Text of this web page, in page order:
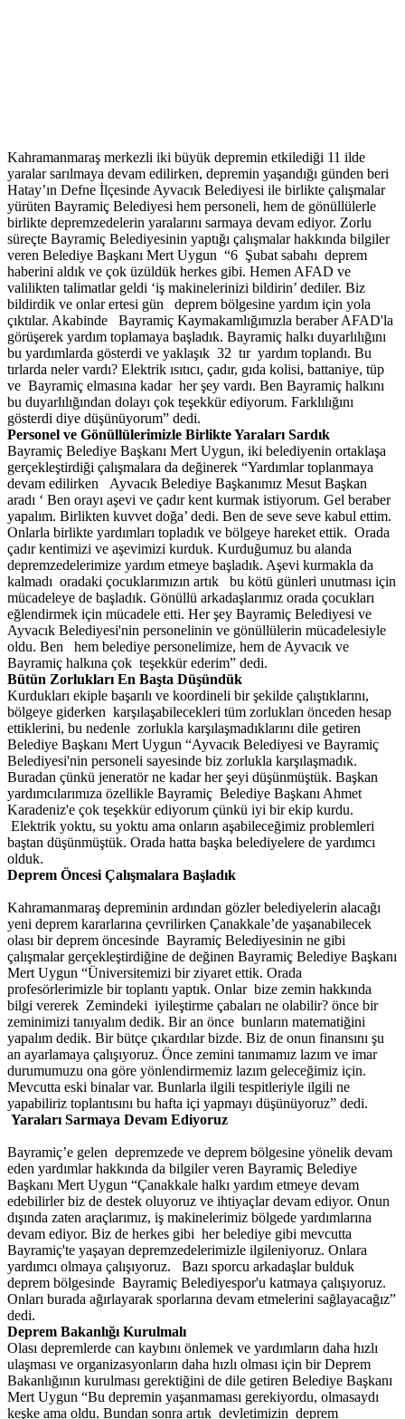
Kahramanmaraş merkezli iki büyük depremin etkilediği 11 ilde
yaralar sarılmaya devam edilirken, depremin yaşandığı günden beri
Hatay’ın Defne İlçesinde Ayvacık Belediyesi ile birlikte çalışmalar
yürüten Bayramiç Belediyesi hem personeli, hem de gönüllülerle
birlikte depremzedelerin yaralarını sarmaya devam ediyor. Zorlu
süreçte Bayramiç Belediyesinin yaptığı çalışmalar hakkında bilgiler
veren Belediye Başkanı Mert Uygun “6 Şubat sabahı deprem
haberini aldık ve çok üzüldük herkes gibi. Hemen AFAD ve
valilikten talimatlar geldi ‘iş makinelerinizi bildirin’ dediler. Biz
bildirdik ve onlar ertesi gün deprem bölgesine yardım için yola
çıktılar. Akabinde Bayramiç Kaymakamlığımızla beraber AFAD'la
görüşerek yardım toplamaya başladık. Bayramiç halkı duyarlılığını
bu yardımlarda gösterdi ve yaklaşık 32 tır yardım toplandı. Bu
tırlarda neler vardı? Elektrik ısıtıcı, çadır, gıda kolisi, battaniye, tüp
ve Bayramiç elmasına kadar her şey vardı. Ben Bayramiç halkını
bu duyarlılığından dolayı çok teşekkür ediyorum. Farklılığını
gösterdi diye düşünüyorum” dedi.
Personel ve Gönüllülerimizle Birlikte Yaraları Sardık
Bayramiç Belediye Başkanı Mert Uygun, iki belediyenin ortaklaşa
gerçekleştirdiği çalışmalara da değinerek “Yardımlar toplanmaya
devam edilirken Ayvacık Belediye Başkanımız Mesut Başkan
aradı ‘ Ben orayı aşevi ve çadır kent kurmak istiyorum. Gel beraber
yapalım. Birlikten kuvvet doğa’ dedi. Ben de seve seve kabul ettim.
Onlarla birlikte yardımları topladık ve bölgeye hareket ettik. Orada
çadır kentimizi ve aşevimizi kurduk. Kurduğumuz bu alanda
depremzedelerimize yardım etmeye başladık. Aşevi kurmakla da
kalmadı oradaki çocuklarımızın artık bu kötü günleri unutması için
mücadeleye de başladık. Gönüllü arkadaşlarımız orada çocukları
eğlendirmek için mücadele etti. Her şey Bayramiç Belediyesi ve
Ayvacık Belediyesi'nin personelinin ve gönüllülerin mücadelesiyle
oldu. Ben hem belediye personelimize, hem de Ayvacık ve
Bayramiç halkına çok teşekkür ederim” dedi.
Bütün Zorlukları En Başta Düşündük
Kurdukları ekiple başarılı ve koordineli bir şekilde çalıştıklarını,
bölgeye giderken karşılaşabilecekleri tüm zorlukları önceden hesap
ettiklerini, bu nedenle zorlukla karşılaşmadıklarını dile getiren
Belediye Başkanı Mert Uygun “Ayvacık Belediyesi ve Bayramiç
Belediyesi'nin personeli sayesinde biz zorlukla karşılaşmadık.
Buradan çünkü jeneratör ne kadar her şeyi düşünmüştük. Başkan
yardımcılarımıza özellikle Bayramiç Belediye Başkanı Ahmet
Karadeniz'e çok teşekkür ediyorum çünkü iyi bir ekip kurdu.
Elektrik yoktu, su yoktu ama onların aşabileceğimiz problemleri
baştan düşünmüştük. Orada hatta başka belediyelere de yardımcı
olduk.
Deprem Öncesi Çalışmalara Başladık
Kahramanmaraş depreminin ardından gözler belediyelerin alacağı
yeni deprem kararlarına çevrilirken Çanakkale’de yaşanabilecek
olası bir deprem öncesinde Bayramiç Belediyesinin ne gibi
çalışmalar gerçekleştirdiğine de değinen Bayramiç Belediye Başkanı
Mert Uygun “Üniversitemizi bir ziyaret ettik. Orada
profesörlerimizle bir toplantı yaptık. Onlar bize zemin hakkında
bilgi vererek Zemindeki iyileştirme çabaları ne olabilir? önce bir
zeminimizi tanıyalım dedik. Bir an önce bunların matematiğini
yapalım dedik. Bir bütçe çıkardılar bizde. Biz de onun finansını şu
an ayarlamaya çalışıyoruz. Önce zemini tanımamız lazım ve imar
durumumuzu ona göre yönlendirmemiz lazım geleceğimiz için.
Mevcutta eski binalar var. Bunlarla ilgili tespitleriyle ilgili ne
yapabiliriz toplantısını bu hafta içi yapmayı düşünüyoruz” dedi.
Yaraları Sarmaya Devam Ediyoruz
Bayramiç’e gelen depremzede ve deprem bölgesine yönelik devam
eden yardımlar hakkında da bilgiler veren Bayramiç Belediye
Başkanı Mert Uygun “Çanakkale halkı yardım etmeye devam
edebilirler biz de destek oluyoruz ve ihtiyaçlar devam ediyor. Onun
dışında zaten araçlarımız, iş makinelerimiz bölgede yardımlarına
devam ediyor. Biz de herkes gibi her belediye gibi mevcutta
Bayramiç'te yaşayan depremzedelerimizle ilgileniyoruz. Onlara
yardımcı olmaya çalışıyoruz. Bazı sporcu arkadaşlar bulduk
deprem bölgesinde Bayramiç Belediyespor'u katmaya çalışıyoruz.
Onları burada ağırlayarak sporlarına devam etmelerini sağlayacağız”
dedi.
Deprem Bakanlığı Kurulmalı
Olası depremlerde can kaybını önlemek ve yardımların daha hızlı
ulaşması ve organizasyonların daha hızlı olması için bir Deprem
Bakanlığının kurulması gerektiğini de dile getiren Belediye Başkanı
Mert Uygun “Bu depremin yaşanmaması gerekiyordu, olmasaydı
keşke ama oldu. Bundan sonra artık devletimizin deprem